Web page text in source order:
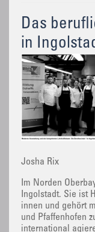
Das
in
Josha Rix
Im Norden
Ingolstadt. Sie ist
innen und gehört
und Pfaffenhofen
international